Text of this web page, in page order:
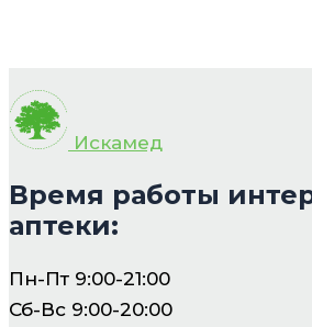
Искамед
Время работы
аптеки:
Пн-Пт 9:00-21:00
Сб-Вс 9:00-20:00